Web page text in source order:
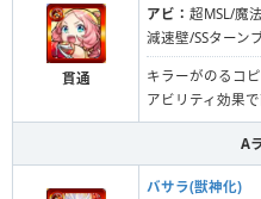
貫通
アビ： 超MSL/魔
減速壁/SSターン
キラーがのるコ
アビリティ効果
A
バサラ(獣神化)